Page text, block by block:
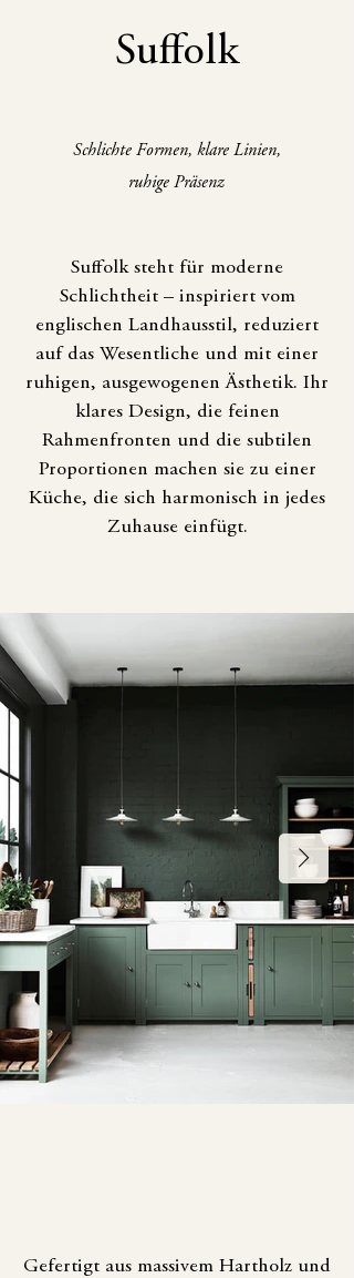
Suffolk
Schlichte Formen, klare Linien,
ruhige Präsenz
Suffolk steht für moderne
Schlichtheit – inspiriert vom
englischen Landhausstil, reduziert
auf das Wesentliche und mit einer
ruhigen, ausgewogenen Ästhetik. Ihr
klares Design, die feinen
Rahmenfronten und die subtilen
Proportionen machen sie zu einer
Küche, die sich harmonisch in jedes
Zuhause einfügt.
Gefertigt aus massivem Hartholz und